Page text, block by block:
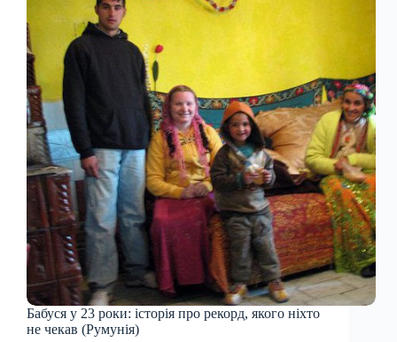
Бабуся у 23 роки: історія про рекорд, якого ніхто
не чекав (Румунія)